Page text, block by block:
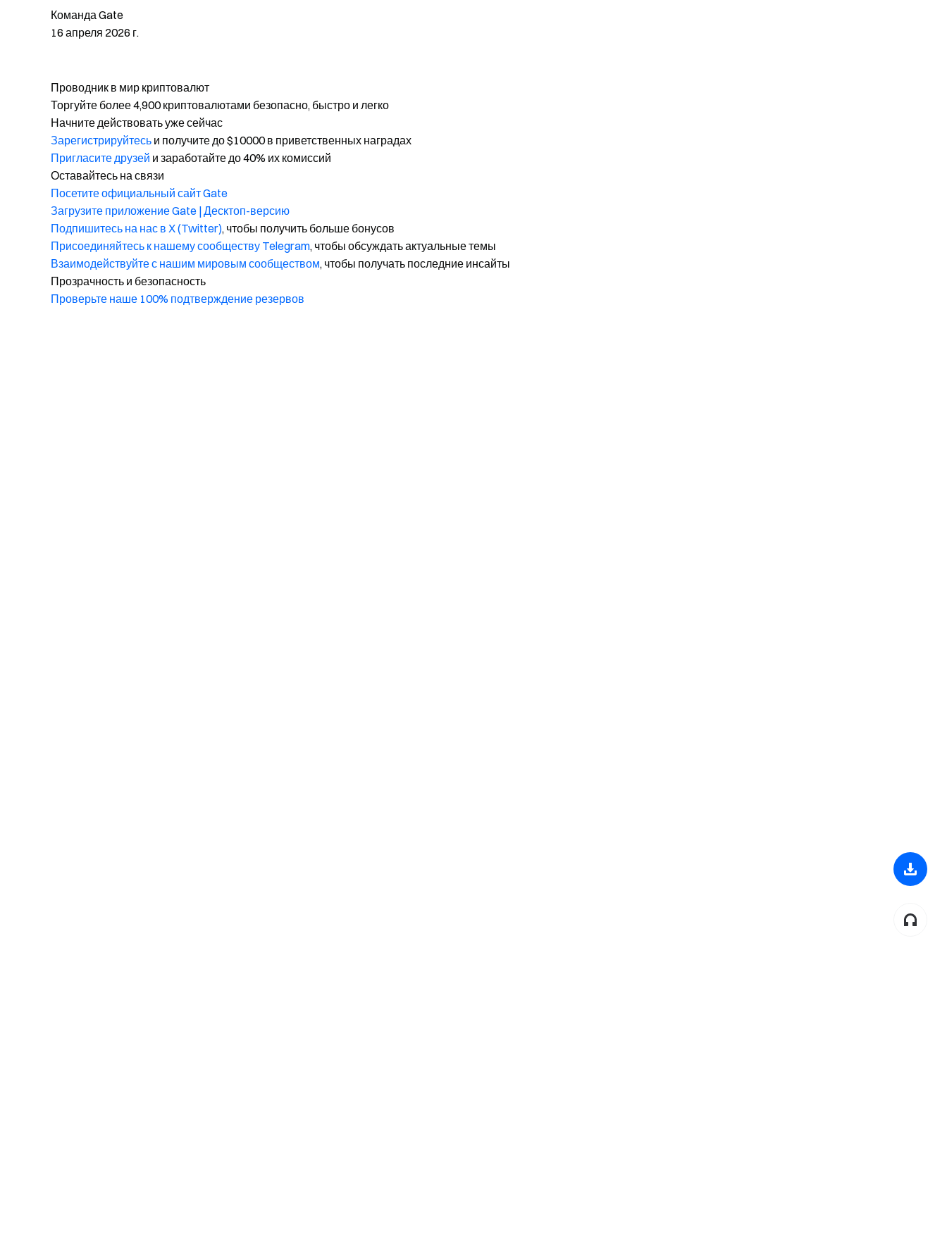
Команда Gate
16 апреля 2026 г.
Проводник в мир криптовалют
Торгуйте более 4,900 криптовалютами безопасно, быстро и легко
Начните действовать уже сейчас
Зарегистрируйтесь и получите до $10000 в приветственных наградах
Пригласите друзей и заработайте до 40% их комиссий
Оставайтесь на связи
Посетите официальный сайт Gate
Загрузите приложение Gate | Десктоп-версию
Подпишитесь на нас в X (Twitter), чтобы получить больше бонусов
Присоединяйтесь к нашему сообществу Telegram, чтобы обсуждать актуальные темы
Взаимодействуйте с нашим мировым сообществом, чтобы получать последние инсайты
Прозрачность и безопасность
Проверьте наше 100% подтверждение резервов